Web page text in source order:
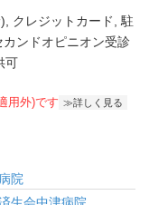
クレジットカード
駐
カンドオピニオン受診
可
用外)です 詳しく見る
院